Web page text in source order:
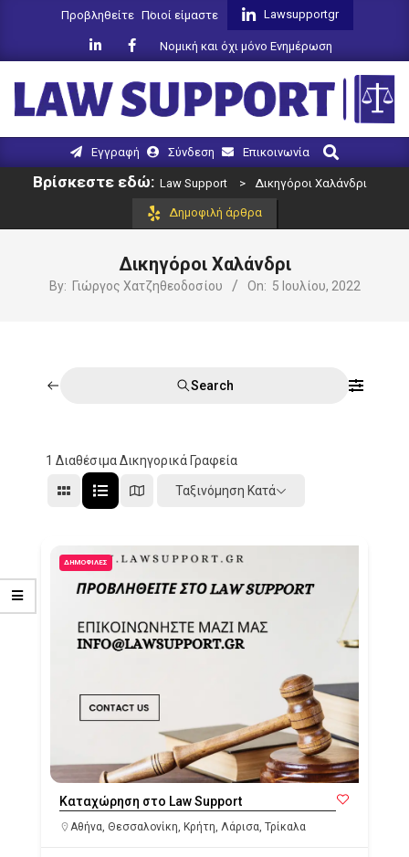
Προβληθείτε Ποιοί είμαστε Lawsupportgr
Νομική και όχι μόνο Ενημέρωση
LAW
SUPPORT
Navigation
Εγγραφή Σύνδεση Επικοινωνία
Search
Βρίσκεστε εδώ: Law Support > Δικηγόροι Χαλάνδρι
Δημοφιλή άρθρα
Δικηγόροι Χαλάνδρι
By: Γιώργος Χατζηθεοδοσίου On: 5 Ιουλίου, 2022
Search
1 Διαθέσιμα Δικηγορικά Γραφεία
Ταξινόμηση Κατά
ΔΗΜΟΦΙΛΈΣ
Καταχώρηση στο Law Support
Αθήνα, Θεσσαλονίκη, Κρήτη, Λάρισα, Τρίκαλα